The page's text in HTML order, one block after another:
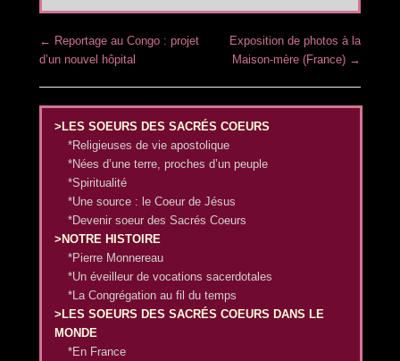
Post navigation
← Reportage au Congo : projet
d’un nouvel hôpital
Exposition de photos à la
Maison-mère (France) →
>LES SOEURS DES SACRÉS COEURS
*Religieuses de vie apostolique
*Nées d’une terre, proches d’un peuple
*Spiritualité
*Une source : le Coeur de Jésus
*Devenir soeur des Sacrés Coeurs
>NOTRE HISTOIRE
*Pierre Monnereau
*Un éveilleur de vocations sacerdotales
*La Congrégation au fil du temps
>LES SOEURS DES SACRÉS COEURS DANS LE
MONDE
*En France